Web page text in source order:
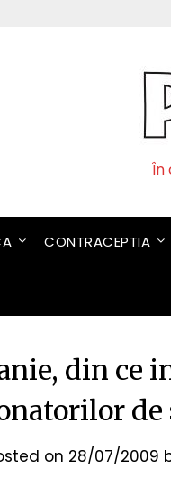
În
CONTRACEPTIA
din ce
de
on 28/07/2009